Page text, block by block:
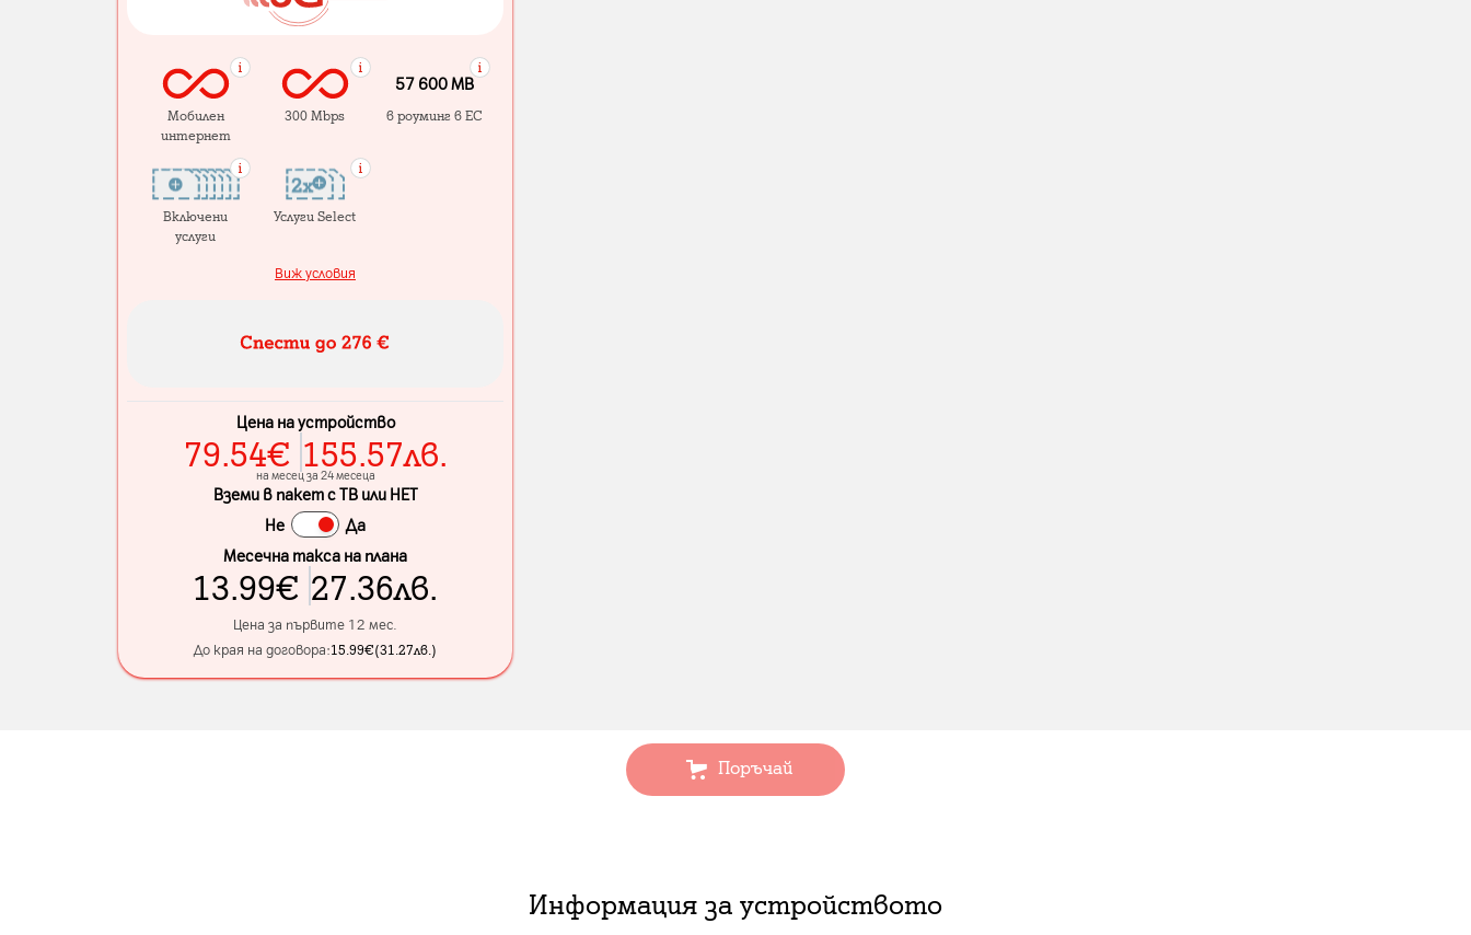
Мобилен
интернет
300 Mbps
57 600 MB
в роуминг в ЕС
Включени
услуги
Услуги Select
Виж условия
Цена на устройство
79.54€ 155.57лв.
на месец за 24 месеца
Вземи в пакет с ТВ или НЕТ
Не
Да
Месечна такса на плана
13.99€ 27.36лв.
Цена за първите 12 мес.
До края на договора:15.99€(31.27лв.)
Поръчай
Информация за устройството